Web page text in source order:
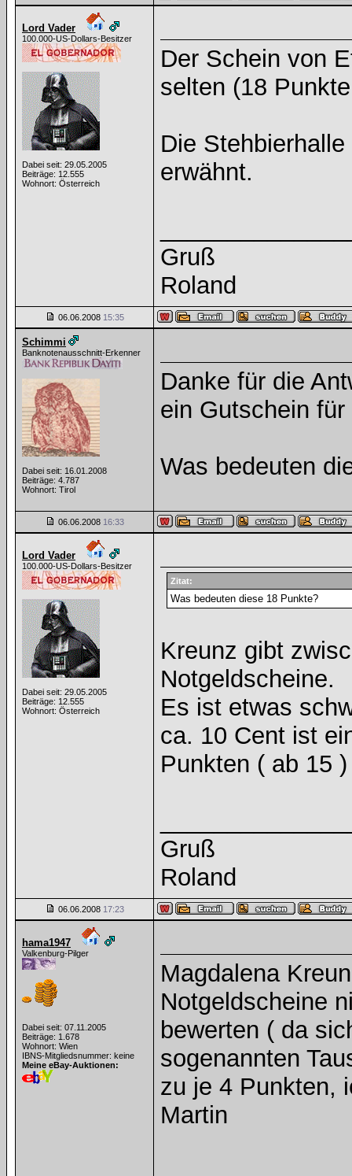
Lord Vader
100.000-US-Dollars-Besitzer
Dabei seit: 29.05.2005
Beiträge: 12.555
Wohnort: Österreich
Der Schein von
selten (18
Die
erwähnt.
Gruß
Roland
06.06.2008 15:35
Schimmi
Banknotenausschnitt-Erkenner
Dabei seit: 16.01.2008
Beiträge: 4.787
Wohnort: Tirol
Danke für die
ein Gutschein
Was bedeuten
06.06.2008 16:33
Lord Vader
100.000-US-Dollars-Besitzer
Dabei seit: 29.05.2005
Beiträge: 12.555
Wohnort: Österreich
Zitat:
Was bedeuten diese 18 Punkte?
Kreunz gibt
Notgeldscheine.
Es ist etwas
ca. 10 Cent ist
Punkten ( ab 15
Gruß
Roland
06.06.2008 17:23
hama1947
Valkenburg-Pilger
Dabei seit: 07.11.2005
Beiträge: 1.678
Wohnort: Wien
IBNS-Mitgliedsnummer: keine
Meine eBay-Auktionen:
Magdalena
Notgeldscheine
bewerten ( da
sogenannten
zu je 4 Punkten,
Martin